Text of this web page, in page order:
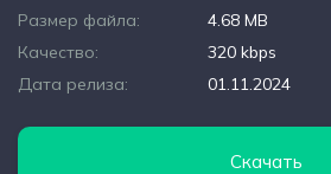
Размер файла:
4.68 MB
Качество:
320 kbps
Дата релиза:
01.11.2024
Скачать